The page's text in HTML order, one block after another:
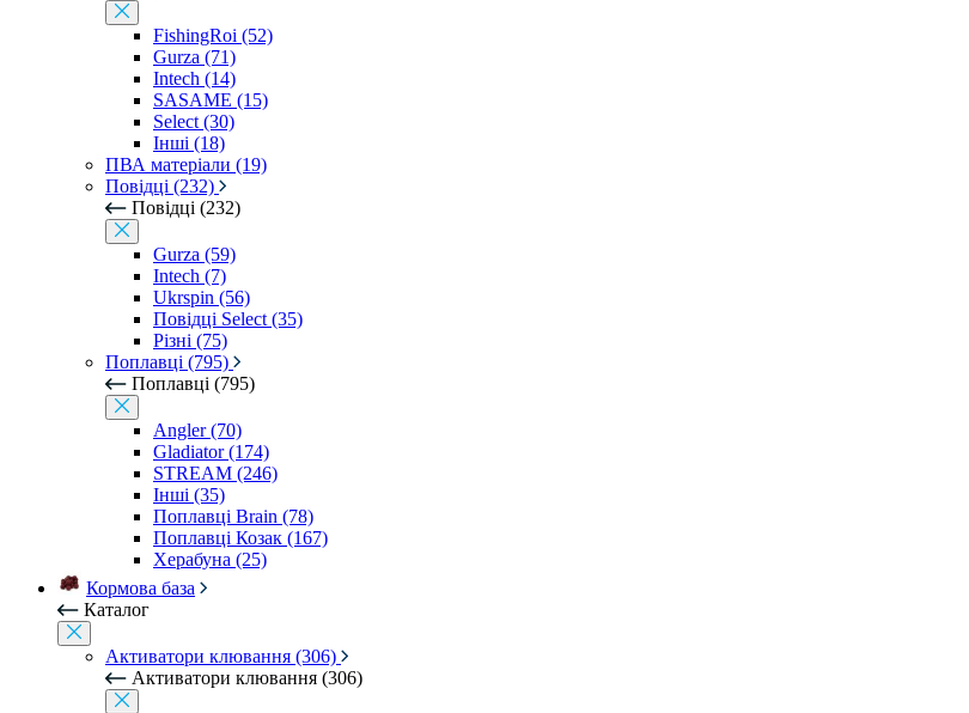
FishingRoi (52)
Gurza (71)
Intech (14)
SASAME (15)
Select (30)
Інші (18)
ПВА матеріали (19)
Повідці (232)
Повідці (232)
Gurza (59)
Intech (7)
Ukrspin (56)
Повідці Select (35)
Різні (75)
Поплавці (795)
Поплавці (795)
Angler (70)
Gladiator (174)
STREAM (246)
Інші (35)
Поплавці Brain (78)
Поплавці Козак (167)
Херабуна (25)
Кормова база
Каталог
Активатори клювання (306)
Активатори клювання (306)